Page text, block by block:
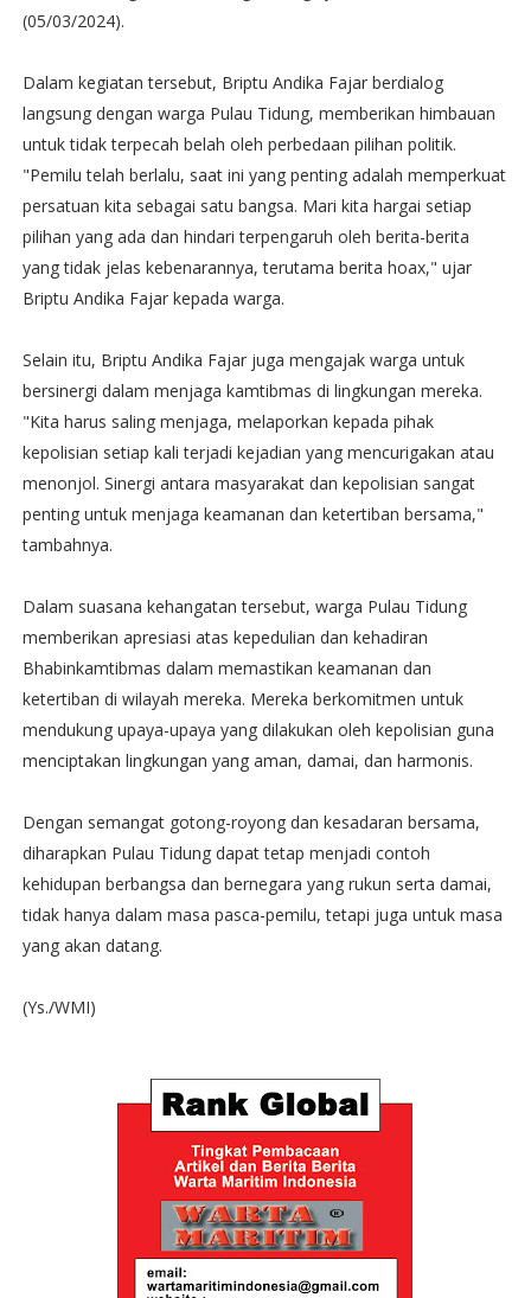
(05/03/2024).
Dalam kegiatan tersebut, Briptu Andika Fajar berdialog
langsung dengan warga Pulau Tidung, memberikan himbauan
untuk tidak terpecah belah oleh perbedaan pilihan politik.
"Pemilu telah berlalu, saat ini yang penting adalah memperkuat
persatuan kita sebagai satu bangsa. Mari kita hargai setiap
pilihan yang ada dan hindari terpengaruh oleh berita-berita
yang tidak jelas kebenarannya, terutama berita hoax," ujar
Briptu Andika Fajar kepada warga.
Selain itu, Briptu Andika Fajar juga mengajak warga untuk
bersinergi dalam menjaga kamtibmas di lingkungan mereka.
"Kita harus saling menjaga, melaporkan kepada pihak
kepolisian setiap kali terjadi kejadian yang mencurigakan atau
menonjol. Sinergi antara masyarakat dan kepolisian sangat
penting untuk menjaga keamanan dan ketertiban bersama,"
tambahnya.
Dalam suasana kehangatan tersebut, warga Pulau Tidung
memberikan apresiasi atas kepedulian dan kehadiran
Bhabinkamtibmas dalam memastikan keamanan dan
ketertiban di wilayah mereka. Mereka berkomitmen untuk
mendukung upaya-upaya yang dilakukan oleh kepolisian guna
menciptakan lingkungan yang aman, damai, dan harmonis.
Dengan semangat gotong-royong dan kesadaran bersama,
diharapkan Pulau Tidung dapat tetap menjadi contoh
kehidupan berbangsa dan bernegara yang rukun serta damai,
tidak hanya dalam masa pasca-pemilu, tetapi juga untuk masa
yang akan datang.
(Ys./WMI)